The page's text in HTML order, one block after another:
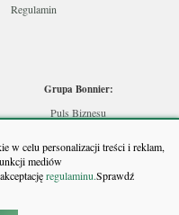
w celu personalizacji treści i reklam,
mediów
regulaminu.Sprawdź
Regulamin
Grupa Bonnier:
Puls Biznesu
Puls Medycyny
Monitor Firm